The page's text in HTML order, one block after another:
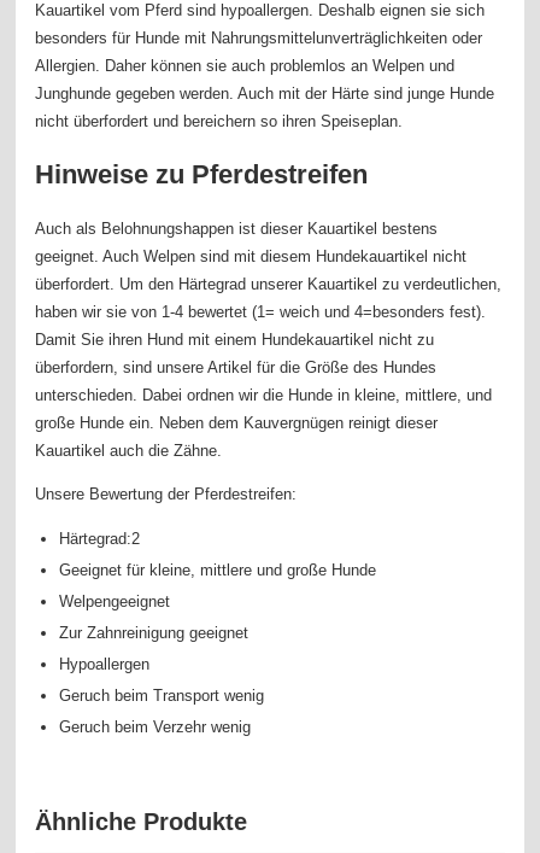
Kauartikel vom Pferd sind hypoallergen. Deshalb eignen sie sich
besonders für Hunde mit Nahrungsmittelunverträglichkeiten oder
Allergien. Daher können sie auch problemlos an Welpen und
Junghunde gegeben werden. Auch mit der Härte sind junge Hunde
nicht überfordert und bereichern so ihren Speiseplan.
Hinweise zu Pferdestreifen
Auch als Belohnungshappen ist dieser Kauartikel bestens
geeignet. Auch Welpen sind mit diesem Hundekauartikel nicht
überfordert. Um den Härtegrad unserer Kauartikel zu verdeutlichen,
haben wir sie von 1-4 bewertet (1= weich und 4=besonders fest).
Damit Sie ihren Hund mit einem Hundekauartikel nicht zu
überfordern, sind unsere Artikel für die Größe des Hundes
unterschieden. Dabei ordnen wir die Hunde in kleine, mittlere, und
große Hunde ein. Neben dem Kauvergnügen reinigt dieser
Kauartikel auch die Zähne.
Unsere Bewertung der Pferdestreifen:
Härtegrad:2
Geeignet für kleine, mittlere und große Hunde
Welpengeeignet
Zur Zahnreinigung geeignet
Hypoallergen
Geruch beim Transport wenig
Geruch beim Verzehr wenig
Ähnliche Produkte